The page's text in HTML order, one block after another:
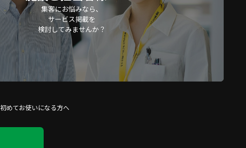
集客にお悩みなら、
サービス掲載を
検討してみませんか？
初めてお使いになる方へ